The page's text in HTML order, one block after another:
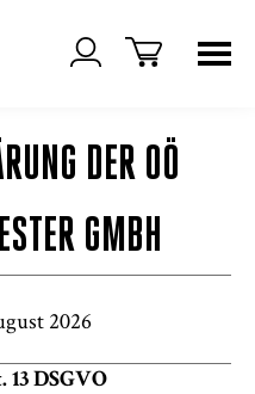
DER OÖ
GMBH
2026
DSGVO